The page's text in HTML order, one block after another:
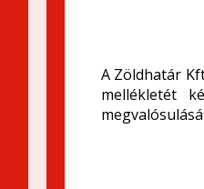
A Zöldhatár
mellékletét